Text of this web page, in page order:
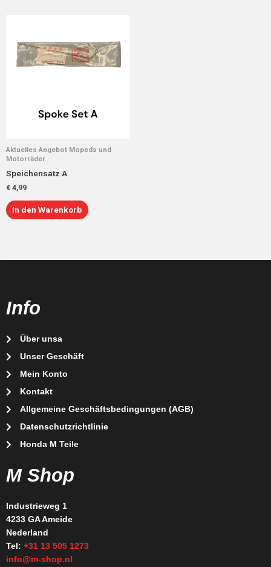
Aktuelles Angebot Mopeds und
Motorräder
Speichensatz A
€ 4,99
In den Warenkorb
Info
Über unsa
Unser Geschäft
Mein Konto
Kontakt
Allgemeine Geschäftsbedingungen (AGB)
Datenschutzrichtlinie
Honda M Teile
M Shop
Industrieweg 1
4233 GA Ameide
Nederland
Tel: +31 13 505 1273
info@m-shop.nl